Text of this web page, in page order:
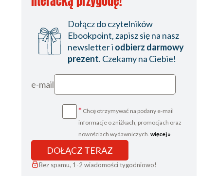
Dołącz do czytelników
Ebookpoint, zapisz się na nasz
newsletter i odbierz darmowy
prezent. Czekamy na Ciebie!
e-mail
* Chcę otrzymywać na podany e-mail
informacje o zniżkach, promocjach oraz
nowościach wydawniczych. więcej »
DOŁĄCZ TERAZ
Bez spamu, 1-2 wiadomości tygodniowo!